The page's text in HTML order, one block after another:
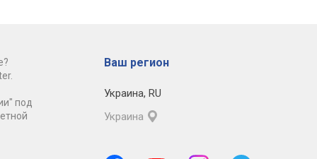
под
Ваш регион
Украина, RU
Украина